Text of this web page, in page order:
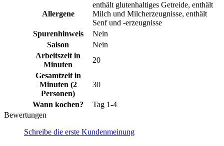
Allergene
enthält glutenhaltiges Getreide, enthält
Milch und Milcherzeugnisse, enthält
Senf und -erzeugnisse
Spurenhinweis
Nein
Saison
Nein
Arbeitszeit in
Minuten
20
Gesamtzeit in
Minuten (2
Personen)
30
Wann kochen?
Tag 1-4
Bewertungen
Schreibe die erste Kundenmeinung